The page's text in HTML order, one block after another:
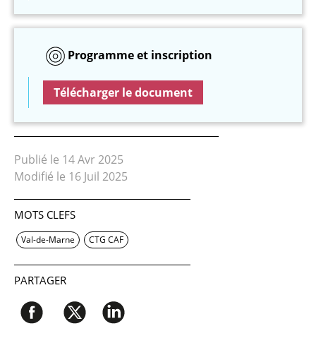
Programme et inscription
Télécharger le document
Publié le 14 Avr 2025
Modifié le 16 Juil 2025
MOTS CLEFS
Val-de-Marne CTG CAF
PARTAGER